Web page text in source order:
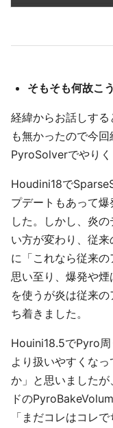
そもそも何故こ
経緯からお話しす
も無かったので今
PyroSolverでやりく
Houdini18で
プデートもあって爆
した。しかし、炎
い方が変わり、従
に「これなら従来
思い至り、爆発や
を使うが炎は従来
ち着きました。
Houini18.5でPyro
より扱いやすくな
か」と思いました
ドの
「まだコレはコレ